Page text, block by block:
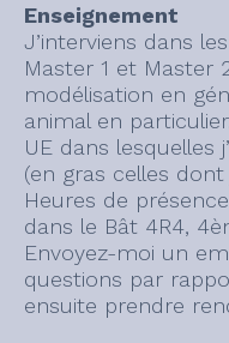
Enseignement
J’interviens dans
Master 1 et Master
modélisation en
animal en
UE dans lesquelles
(en gras celles
Heures de
dans le Bât 4R4,
Envoyez-moi un
questions par
ensuite prendre